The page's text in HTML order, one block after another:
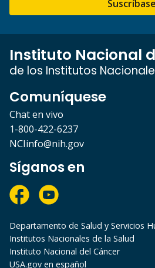
Suscríbase
Instituto Nacional
de los Institutos
Comuníquese
Chat en vivo
1-800-422-6237
NCIinfo@nih.gov
Síganos en
Departamento de Salud y Servicios
Institutos Nacionales de la Salud
Instituto Nacional del Cáncer
USA.gov en español